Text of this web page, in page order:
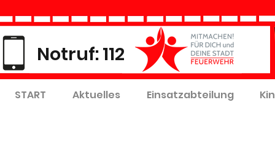
Notruf: 112
START Aktuelles Einsatzabteilung